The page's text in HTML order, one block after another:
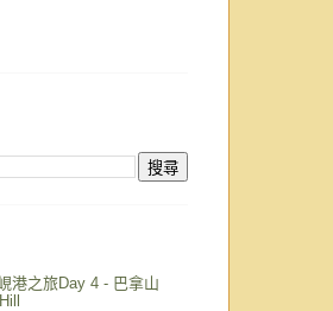
港之旅Day 4 - 巴拿山